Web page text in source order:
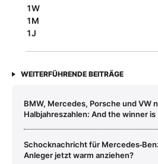
1W
1M
1J
WEITERFÜHRENDE BEITRÄGE
BMW, Mercedes, Porsche und VW
Halbjahreszahlen: And the winner is
Schocknachricht für
Anleger jetzt warm anziehen?